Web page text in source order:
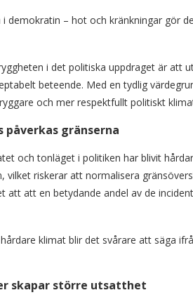
demokratin – hot och kränkningar gör
i det politiska uppdraget är att
beteende. Med en tydlig
och mer respektfullt politiskt
påverkas gränserna
och tonläget i politiken har blivit
vilket riskerar att normalisera
att att en betydande andel av de
klimat blir det svårare att säga
skapar större utsatthet